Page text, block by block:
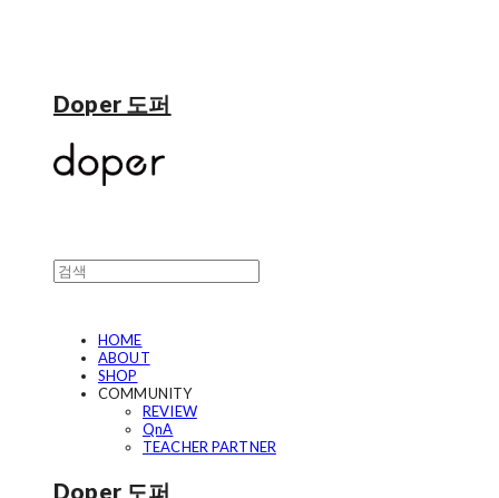
Doper 도퍼
HOME
ABOUT
SHOP
COMMUNITY
REVIEW
QnA
TEACHER PARTNER
Doper 도퍼